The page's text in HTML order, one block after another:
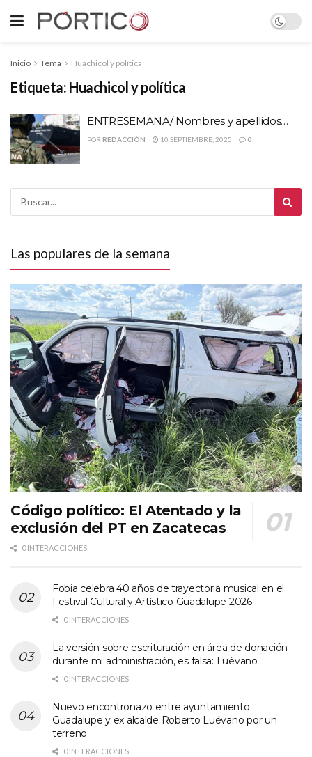
Inicio Tema Huachicol y política
Etiqueta: Huachicol y política
ENTRESEMANA/ Nombres y apellidos…
POR REDACCIÓN 10 SEPTIEMBRE, 2025 0
Las populares de la semana
Código político: El Atentado y la
exclusión del PT en Zacatecas
0 INTERACCIONES
Fobia celebra 40 años de trayectoria musical en el
Festival Cultural y Artístico Guadalupe 2026
0 INTERACCIONES
La versión sobre escrituración en área de donación
durante mi administración, es falsa: Luévano
0 INTERACCIONES
Nuevo encontronazo entre ayuntamiento
Guadalupe y ex alcalde Roberto Luévano por un
terreno
0 INTERACCIONES